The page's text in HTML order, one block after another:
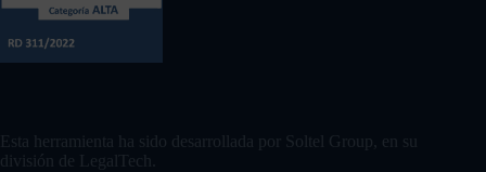
Esta herramienta ha sido desarrollada por Soltel Group, en su
división de LegalTech.